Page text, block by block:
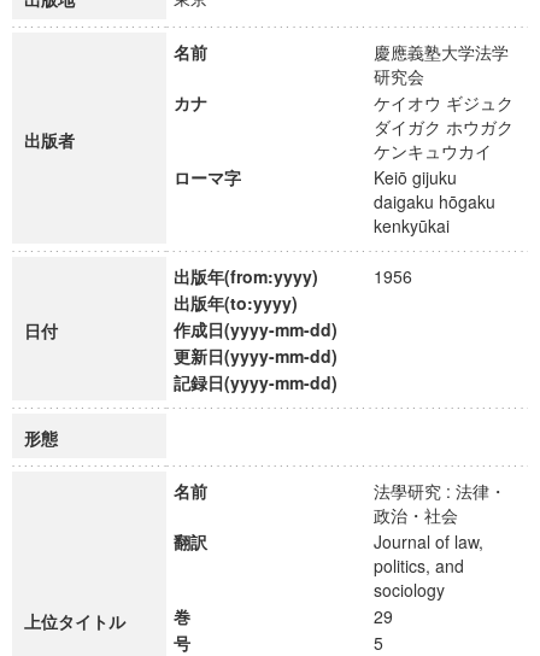
出版者
名前
慶應義塾大学法学
研究会
カナ
ケイオウ ギジュク
ダイガク ホウガク
ケンキュウカイ
ローマ字
Keiō gijuku
daigaku hōgaku
kenkyūkai
日付
出版年(from:yyyy)
1956
出版年(to:yyyy)
作成日(yyyy-mm-dd)
更新日(yyyy-mm-dd)
記録日(yyyy-mm-dd)
形態
上位タイトル
名前
法學研究 : 法律・
政治・社会
翻訳
Journal of law,
politics, and
sociology
巻
29
号
5